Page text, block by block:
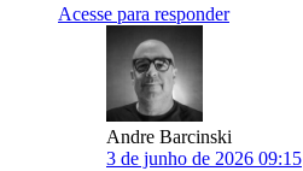
Acesse para responder
Andre Barcinski
3 de junho de 2026 09:15